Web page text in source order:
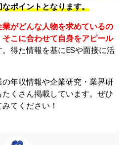
ポイントとなります。
業がどんな人物を求めているの
そこに合わせて自身をアピール
得た情報を基にESや面接に活
年収情報や企業研究・業界研
くさん掲載しています。ぜひ
てください！